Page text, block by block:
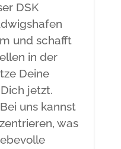
DSK
und schafft
in der
Deine
jetzt.
uns kannst
was